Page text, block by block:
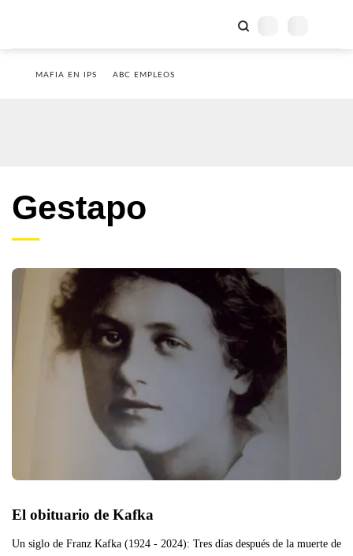
MAFIA EN IPS ABC EMPLEOS
Gestapo
El obituario de Kafka
Un siglo de Franz Kafka (1924 - 2024): Tres días después de la muerte de